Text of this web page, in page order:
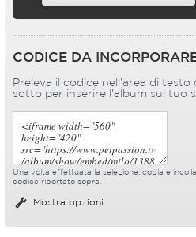
CODICE DA
Preleva il codice nell'area di testo
sotto per inserire l'album sul tuo
Una volta effettuata la selezione, copia e incolla
codice riportato sopra.
Mostra opzioni